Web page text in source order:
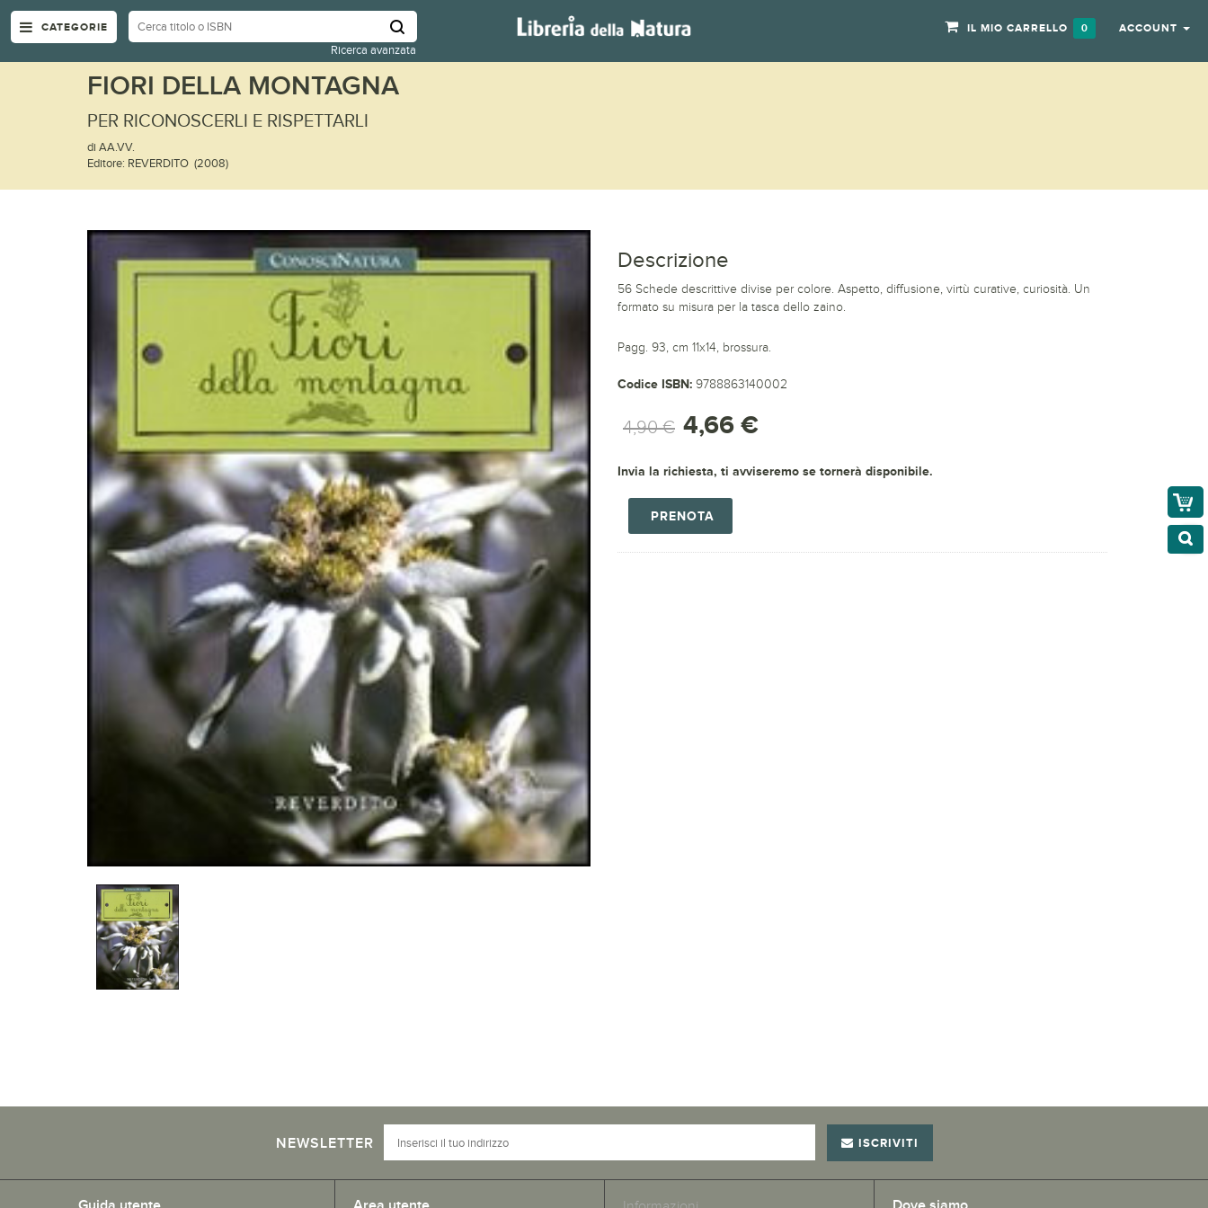
CATEGORIE
Ricerca avanzata
IL MIO CARRELLO 0 ACCOUNT
FIORI DELLA MONTAGNA
PER RICONOSCERLI E RISPETTARLI
di AA.VV.
Editore: REVERDITO (2008)
Descrizione
56 Schede descrittive divise per colore. Aspetto, diffusione, virtù curative, curiosità. Un
formato su misura per la tasca dello zaino.
Pagg. 93, cm 11x14, brossura.
Codice ISBN: 9788863140002
4,90 € 4,66 €
Invia la richiesta, ti avviseremo se tornerà disponibile.
PRENOTA
NEWSLETTER ISCRIVITI